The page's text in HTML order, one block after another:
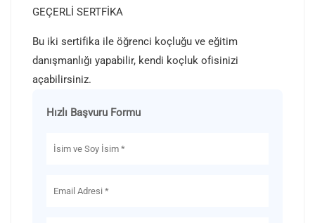
GEÇERLİ SERTFİKA
Bu iki sertifika ile öğrenci koçluğu ve eğitim
danışmanlığı yapabilir, kendi koçluk ofisinizi
açabilirsiniz.
Hızlı Başvuru Formu